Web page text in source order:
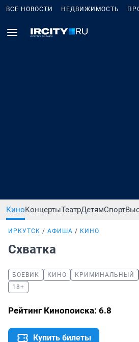
ВСЕ НОВОСТИ НЕДВИЖИМОСТЬ
КиноКонцертыТеатрДетямСпорт
ИРКУТСК АФИША КИНО
Схватка
БОЕВИК КИНО КРИМИНАЛЬНЫЙ
18+
Рейтинг Кинопоиска: 6.8
Купить билеты